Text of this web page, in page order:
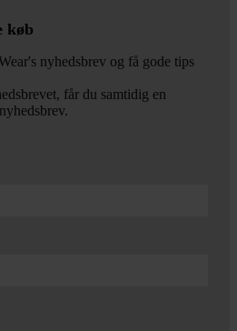
køb
nyhedsbrev og få gode tips
får du samtidig en